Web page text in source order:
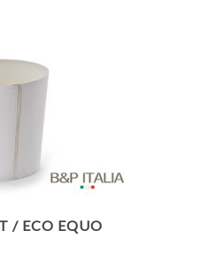
/ ECO EQUO